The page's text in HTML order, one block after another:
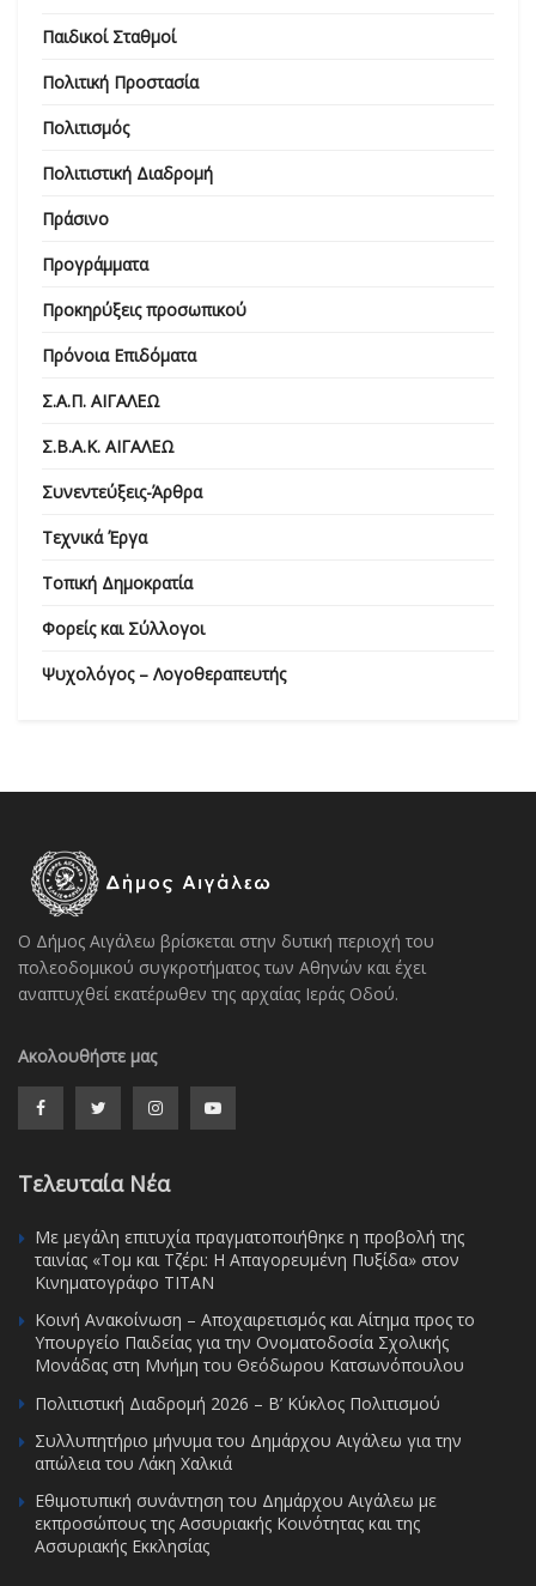
Παιδικοί Σταθμοί
Πολιτική Προστασία
Πολιτισμός
Πολιτιστική Διαδρομή
Πράσινο
Προγράμματα
Προκηρύξεις προσωπικού
Πρόνοια Επιδόματα
Σ.Α.Π. ΑΙΓΑΛΕΩ
Σ.Β.Α.Κ. ΑΙΓΑΛΕΩ
Συνεντεύξεις-Άρθρα
Τεχνικά Έργα
Τοπική Δημοκρατία
Φορείς και Σύλλογοι
Ψυχολόγος – Λογοθεραπευτής
Ο Δήμος Αιγάλεω βρίσκεται στην δυτική περιοχή του
πολεοδομικού συγκροτήματος των Αθηνών και έχει
αναπτυχθεί εκατέρωθεν της αρχαίας Ιεράς Οδού.
Ακολουθήστε μας
Τελευταία Νέα
Με μεγάλη επιτυχία πραγματοποιήθηκε η προβολή της
ταινίας «Τομ και Τζέρι: Η Απαγορευμένη Πυξίδα» στον
Κινηματογράφο ΤΙΤΑΝ
Κοινή Ανακοίνωση – Αποχαιρετισμός και Αίτημα προς το
Υπουργείο Παιδείας για την Ονοματοδοσία Σχολικής
Μονάδας στη Μνήμη του Θεόδωρου Κατσωνόπουλου
Πολιτιστική Διαδρομή 2026 – Β’ Κύκλος Πολιτισμού
Συλλυπητήριο μήνυμα του Δημάρχου Αιγάλεω για την
απώλεια του Λάκη Χαλκιά
Εθιμοτυπική συνάντηση του Δημάρχου Αιγάλεω με
εκπροσώπους της Ασσυριακής Κοινότητας και της
Ασσυριακής Εκκλησίας